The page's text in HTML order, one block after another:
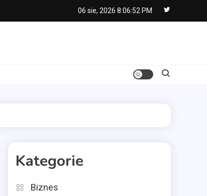
06 sie, 2026 8:06:53 PM
Kategorie
Biznes